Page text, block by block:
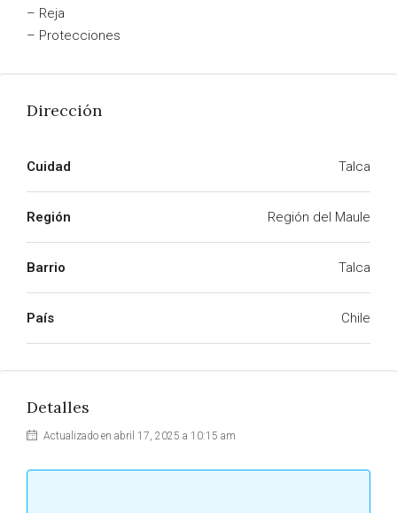
– Reja
– Protecciones
Dirección
Cuidad Talca
Región Región del Maule
Barrio Talca
País Chile
Detalles
Actualizado en abril 17, 2025 a 10:15 am